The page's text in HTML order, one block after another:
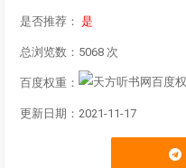
是否推荐： 是
总浏览数：5068 次
百度权重：
更新日期：2021-11-17